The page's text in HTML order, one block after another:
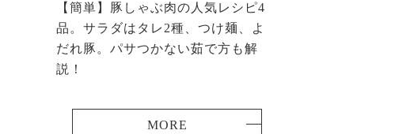
【簡単】豚しゃぶ肉の人気レシピ4
品。サラダはタレ2種、つけ麺、よ
だれ豚。パサつかない茹で方も解
説！
MORE